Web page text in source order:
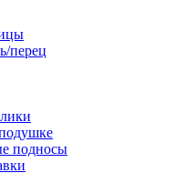
перец
подносы